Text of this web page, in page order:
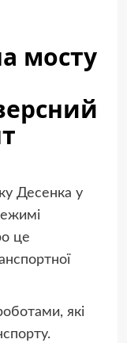
мосту
Десенка у
це
які